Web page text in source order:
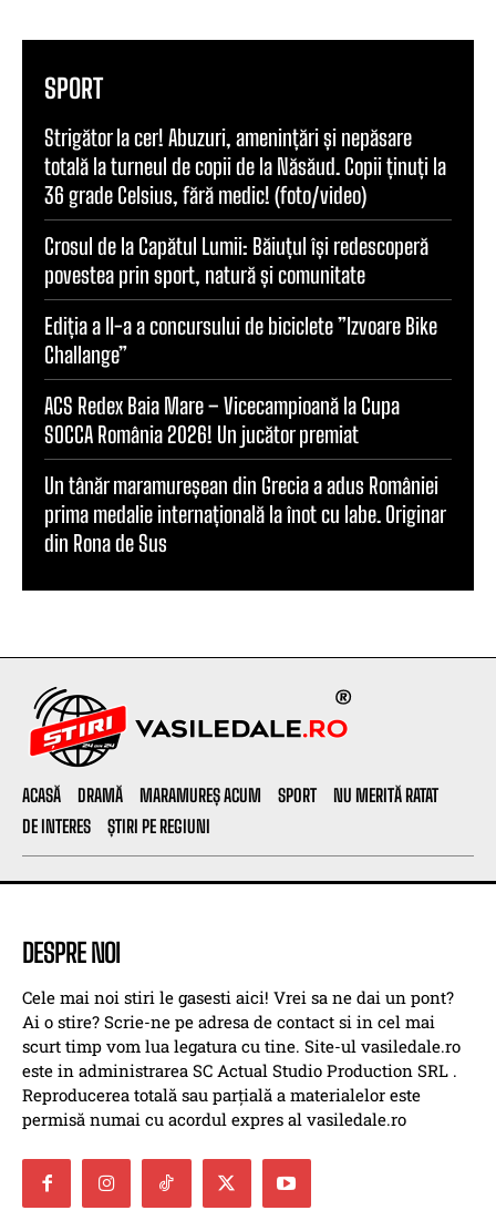
SPORT
Strigător la cer! Abuzuri, amenințări și nepăsare
totală la turneul de copii de la Năsăud. Copii ținuți la
36 grade Celsius, fără medic! (foto/video)
Crosul de la Capătul Lumii: Băiuțul își redescoperă
povestea prin sport, natură și comunitate
Ediția a II-a a concursului de biciclete ”Izvoare Bike
Challange”
ACS Redex Baia Mare – Vicecampioană la Cupa
SOCCA România 2026! Un jucător premiat
Un tânăr maramureșean din Grecia a adus României
prima medalie internațională la înot cu labe. Originar
din Rona de Sus
ACASĂ DRAMĂ MARAMUREȘ ACUM SPORT
NU MERITĂ RATAT
DE INTERES
ȘTIRI PE REGIUNI
DESPRE NOI
Cele mai noi stiri le gasesti aici! Vrei sa ne dai un pont?
Ai o stire? Scrie-ne pe adresa de contact si in cel mai
scurt timp vom lua legatura cu tine. Site-ul vasiledale.ro
este in administrarea SC Actual Studio Production SRL .
Reproducerea totală sau parțială a materialelor este
permisă numai cu acordul expres al vasiledale.ro